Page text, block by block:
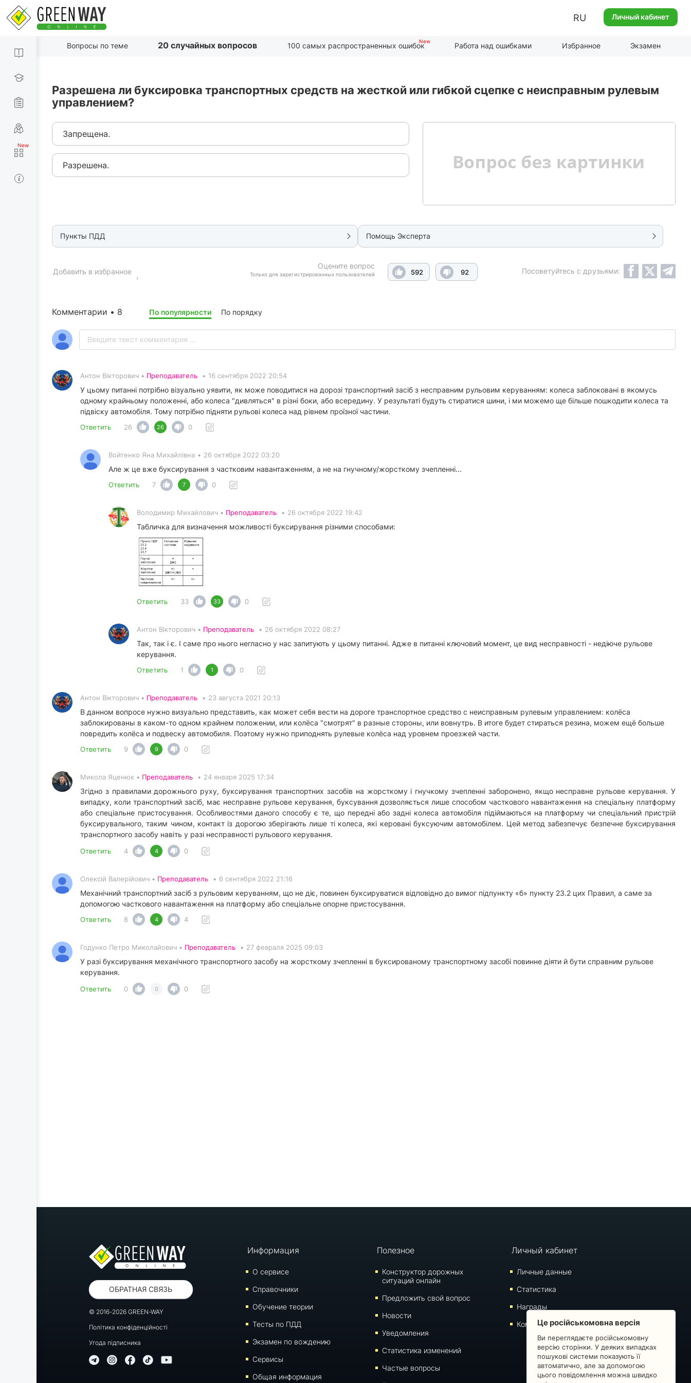
RU Личный кабинет
Вопросы по теме 20 случайных вопросов 100 самых распространенных ошибок Работа над ошибками Избранное Экзамен
Разрешена ли буксировка транспортных средств на жесткой или гибкой сцепке с неисправным рулевым
управлением?
Запрещена.
Разрешена.
Пункты ПДД Помощь Эксперта
Оцените вопрос
Только для зарегистрированных пользователей 592 92
Добавить в избранное Посоветуйтесь с друзьями:
Комментарии • 8 По популярности По порядку
Антон Вікторович • Преподаватель • 16 сентября 2022 20:54
У цьому питанні потрібно візуально уявити, як може поводитися на дорозі транспортний засіб з несправним рульовим керуванням: колеса заблоковані в якомусь
одному крайньому положенні, або колеса "дивляться" в різні боки, або всередину. У результаті будуть стиратися шини, і ми можемо ще більше пошкодити колеса та
підвіску автомобіля. Тому потрібно підняти рульові колеса над рівнем проїзної частини.
Ответить 26 26 0
Войтенко Яна Михайлівна • 26 октября 2022 03:20
Але ж це вже буксирування з частковим навантаженням, а не на гнучному/жорсткому зчепленні...
Ответить 7 7 0
Володимир Михайлович • Преподаватель • 26 октября 2022 19:42
Табличка для визначення можливості буксирування різними способами:
Ответить 33 33 0
Антон Вікторович • Преподаватель • 26 октября 2022 08:27
Так, так і є. І саме про нього негласно у нас запитують у цьому питанні. Адже в питанні ключовий момент, це вид несправності - недіюче рульове
керування.
Ответить 1 1 0
Антон Вікторович • Преподаватель • 23 августа 2021 20:13
В данном вопросе нужно визуально представить, как может себя вести на дороге транспортное средство с неисправным рулевым управлением: колёса
заблокированы в каком-то одном крайнем положении, или колёса "смотрят" в разные стороны, или вовнутрь. В итоге будет стираться резина, можем ещё больше
повредить колёса и подвеску автомобиля. Поэтому нужно приподнять рулевые колёса над уровнем проезжей части.
Ответить 9 9 0
Микола Яценюк • Преподаватель • 24 января 2025 17:34
Згідно з правилами дорожнього руху, буксирування транспортних засобів на жорсткому і гнучкому зчепленні заборонено, якщо несправне рульове керування. У
випадку, коли транспортний засіб, має несправне рульове керування, буксування дозволяється лише способом часткового навантаження на спеціальну платформу
або спеціальне пристосування. Особливостями даного способу є те, що передні або задні колеса автомобіля підіймаються на платформу чи спеціальний пристрій
буксирувального, таким чином, контакт із дорогою зберігають лише ті колеса, які керовані буксуючим автомобілем. Цей метод забезпечує безпечне буксирування
транспортного засобу навіть у разі несправності рульового керування.
Ответить 4 4 0
Олексій Валерійович • Преподаватель • 6 сентября 2022 21:16
Механічний транспортний засіб з рульовим керуванням, що не діє, повинен буксируватися відповідно до вимог підпункту «б» пункту 23.2 цих Правил, а саме за
допомогою часткового навантаження на платформу або спеціальне опорне пристосування.
Ответить 8 4 4
Годунко Петро Миколайович • Преподаватель • 27 февраля 2025 09:03
У разі буксирування механічного транспортного засобу на жорсткому зчепленні в буксированому транспортному засобі повинне діяти й бути справним рульове
керування.
Ответить 0 0 0
ОБРАТНАЯ СВЯЗЬ
© 2016-2026 GREEN-WAY
Політика конфіденційності
Угода підписника
Информация
О сервисе
Справочники
Обучение теории
Тесты по ПДД
Экзамен по вождению
Сервисы
Общая информация
Полезное
Конструктор дорожных
ситуаций онлайн
Предложить свой вопрос
Новости
Уведомления
Статистика изменений
Частые вопросы
Личный кабинет
Личные данные
Статистика
Награды
Комментарии
Це російськомовна версія
Ви переглядаєте російськомовну
версію сторінки. У деяких випадках
пошукові системи показують її
автоматично, але за допомогою
цього повідомлення можна швидко